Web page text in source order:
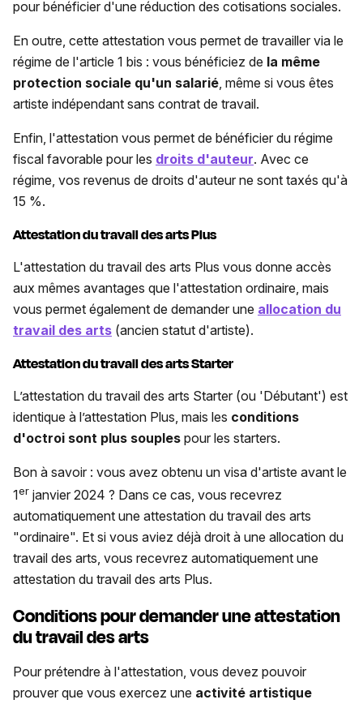
pour bénéficier d'une réduction des cotisations sociales.
En outre, cette attestation vous permet de travailler via le
régime de l'article 1 bis : vous bénéficiez de la même
protection sociale qu'un salarié, même si vous êtes
artiste indépendant sans contrat de travail.
Enfin, l'attestation vous permet de bénéficier du régime
fiscal favorable pour les droits d'auteur. Avec ce
régime, vos revenus de droits d'auteur ne sont taxés qu'à
15 %.
Attestation du travail des arts Plus
L'attestation du travail des arts Plus vous donne accès
aux mêmes avantages que l'attestation ordinaire, mais
vous permet également de demander une allocation du
travail des arts (ancien statut d'artiste).
Attestation du travail des arts Starter
L’attestation du travail des arts Starter (ou 'Débutant') est
identique à l’attestation Plus, mais les conditions
d'octroi sont plus souples pour les starters.
Bon à savoir : vous avez obtenu un visa d'artiste avant le
1er janvier 2024 ? Dans ce cas, vous recevrez
automatiquement une attestation du travail des arts
"ordinaire". Et si vous aviez déjà droit à une allocation du
travail des arts, vous recevrez automatiquement une
attestation du travail des arts Plus.
Conditions pour demander une attestation
du travail des arts
Pour prétendre à l'attestation, vous devez pouvoir
prouver que vous exercez une activité artistique